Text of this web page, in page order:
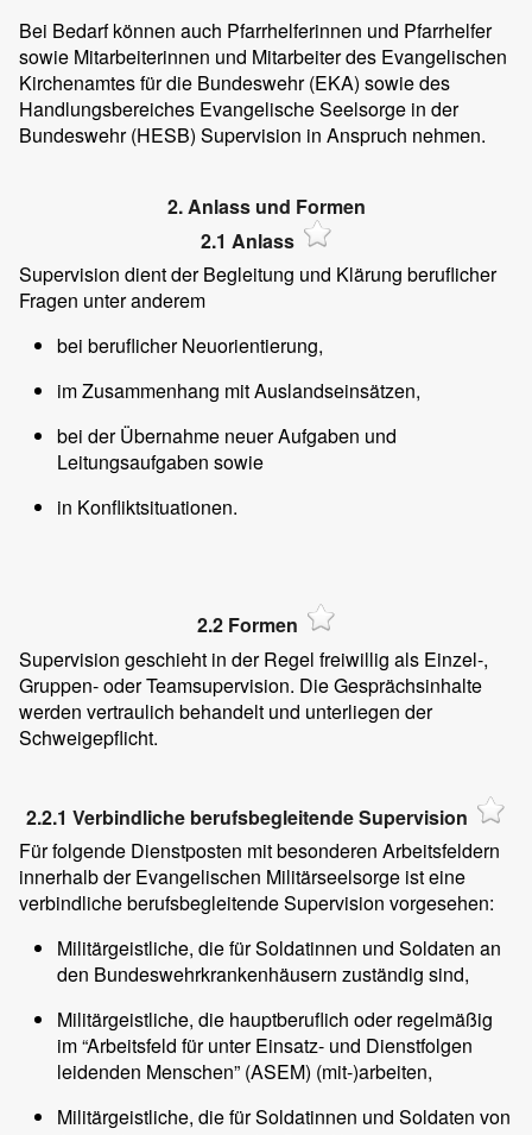
Bei Bedarf können auch Pfarrhelferinnen und Pfarrhelfer
sowie Mitarbeiterinnen und Mitarbeiter des Evangelischen
Kirchenamtes für die Bundeswehr (EKA) sowie des
Handlungsbereiches Evangelische Seelsorge in der
Bundeswehr (HESB) Supervision in Anspruch nehmen.
2. Anlass und Formen
2.1 Anlass
Supervision dient der Begleitung und Klärung beruflicher
Fragen unter anderem
bei beruflicher Neuorientierung,
im Zusammenhang mit Auslandseinsätzen,
bei der Übernahme neuer Aufgaben und
Leitungsaufgaben sowie
in Konfliktsituationen.
2.2 Formen
Supervision geschieht in der Regel freiwillig als Einzel-,
Gruppen- oder Teamsupervision. Die Gesprächsinhalte
werden vertraulich behandelt und unterliegen der
Schweigepflicht.
2.2.1 Verbindliche berufsbegleitende Supervision
Für folgende Dienstposten mit besonderen Arbeitsfeldern
innerhalb der Evangelischen Militärseelsorge ist eine
verbindliche berufsbegleitende Supervision vorgesehen:
Militärgeistliche, die für Soldatinnen und Soldaten an
den Bundeswehrkrankenhäusern zuständig sind,
Militärgeistliche, die hauptberuflich oder regelmäßig
im “Arbeitsfeld für unter Einsatz- und Dienstfolgen
leidenden Menschen” (ASEM) (mit-)arbeiten,
Militärgeistliche, die für Soldatinnen und Soldaten von